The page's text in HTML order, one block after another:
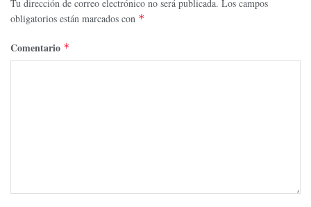
Tu dirección de correo electrónico no será publicada. Los campos
obligatorios están marcados con *
Comentario *